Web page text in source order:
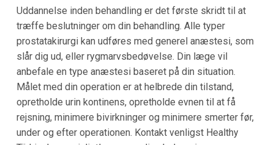
Uddannelse inden behandling er det første skridt til at
træffe beslutninger om din behandling. Alle typer
prostatakirurgi kan udføres med generel anæstesi, som
slår dig ud, eller rygmarvsbedøvelse. Din læge vil
anbefale en type anæstesi baseret på din situation.
Målet med din operation er at helbrede din tilstand,
opretholde urin kontinens, opretholde evnen til at få
rejsning, minimere bivirkninger og minimere smerter før,
under og efter operationen. Kontakt venligst Healthy